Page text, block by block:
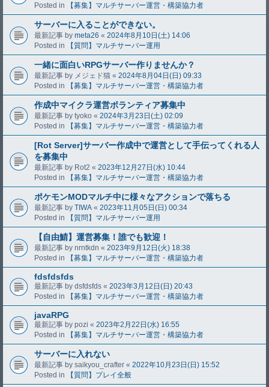
Posted in
【募集】マルチサーバー運営・構築協力者
サーバーに入ることができない。
最新記事 by meta26 « 2024年8月10日(土) 14:06
Posted in
【質問】マルチサーバー運用
一緒に面白いRPGサーバー作りませんか？
最新記事 by メジェド猫 « 2024年8月04日(日) 09:33
Posted in
【募集】マルチサーバー運営・構築協力者
作成中マイクラ運営ボランティア募集中
最新記事 by tyoko « 2024年3月23日(土) 02:09
Posted in
【募集】マルチサーバー運営・構築協力者
[Rot Server]サーバー作成中で運営として手伝ってくれる人
を募集中
最新記事 by Rot2 « 2023年12月27日(水) 10:44
Posted in
【募集】マルチサーバー運営・構築協力者
ポケモンMODマルチ中に様々なアクションで落ちる
最新記事 by TIWA « 2023年11月05日(日) 00:34
Posted in
【質問】マルチサーバー運用
【自由鯖】運営募集！誰でも歓迎！
最新記事 by nrntkdn « 2023年9月12日(火) 18:38
Posted in
【募集】マルチサーバー運営・構築協力者
fdsfdsfds
最新記事 by dsfdsfds « 2023年3月12日(日) 20:43
Posted in
【募集】マルチサーバー運営・構築協力者
javaRPG
最新記事 by pozi « 2023年2月22日(水) 16:55
Posted in
【募集】マルチサーバー運営・構築協力者
サーバーに入れない
最新記事 by saikyou_crafter « 2022年10月23日(日) 15:52
Posted in
【質問】プレイ全般